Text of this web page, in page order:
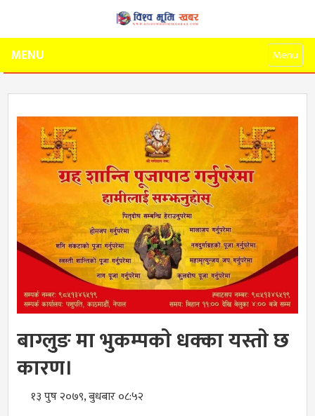
MENU Menu
बाग्लुङ मा भुकम्पकाे धक्का यस्ताे छ
कारण।
१३ पुष २०७९, बुधबार ०८:५२